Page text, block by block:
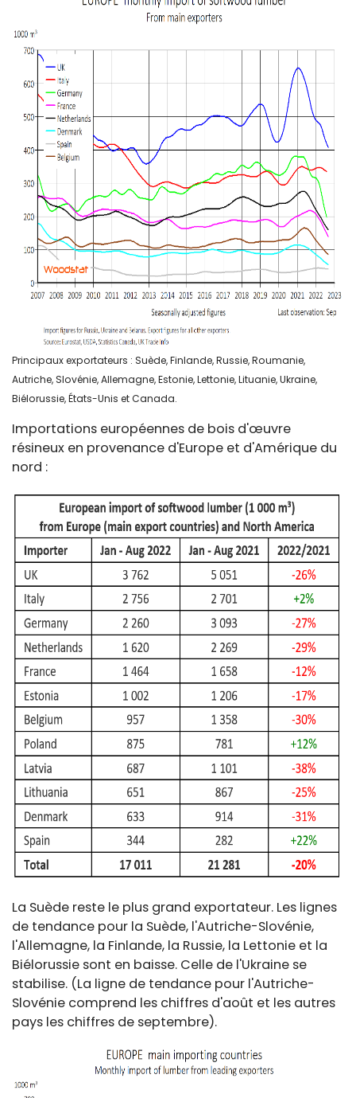
Principaux exportateurs : Suède, Finlande, Russie, Roumanie,
Autriche, Slovénie, Allemagne, Estonie, Lettonie, Lituanie, Ukraine,
Biélorussie, États-Unis et Canada.
Importations européennes de bois d'œuvre
résineux en provenance d'Europe et d'Amérique du
nord :
La Suède reste le plus grand exportateur. Les lignes
de tendance pour la Suède, l'Autriche-Slovénie,
l'Allemagne, la Finlande, la Russie, la Lettonie et la
Biélorussie sont en baisse. Celle de l'Ukraine se
stabilise. (La ligne de tendance pour l'Autriche-
Slovénie comprend les chiffres d'août et les autres
pays les chiffres de septembre).